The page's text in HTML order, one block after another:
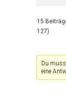
15
127)
Du
eine